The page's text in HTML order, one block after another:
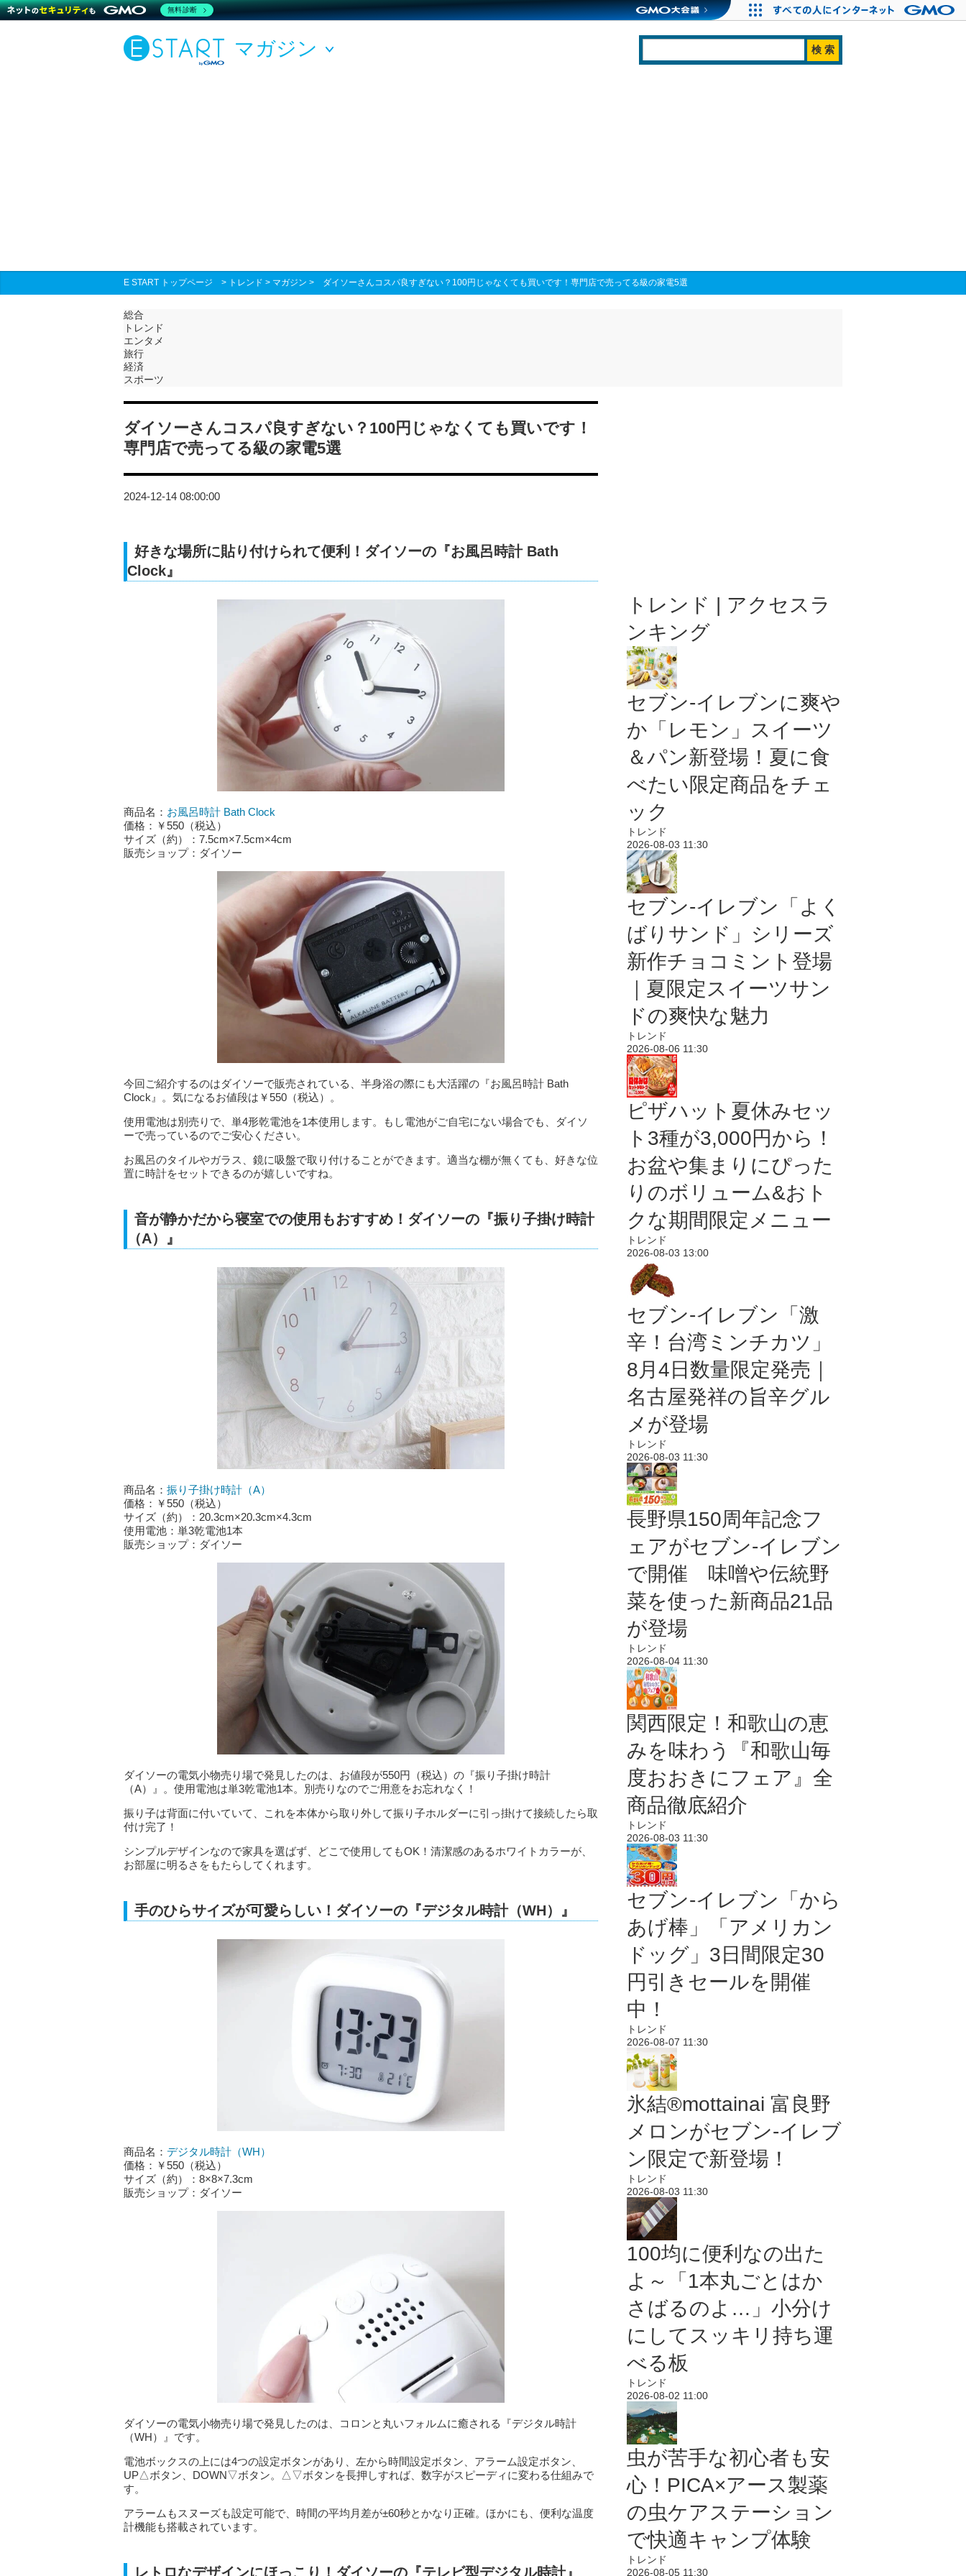
マガジン
E START トップページ > トレンド > マガジン > ダイソーさんコスパ良すぎない？100円じゃなくても買いです！専門店で売ってる級の家電5選
総合
トレンド
エンタメ
旅行
経済
スポーツ
ダイソーさんコスパ良すぎない？100円じゃなくても買いです！
専門店で売ってる級の家電5選
2024-12-14 08:00:00
好きな場所に貼り付けられて便利！ダイソーの『お風呂時計 Bath
Clock』
商品名： お風呂時計 Bath Clock
価格：￥550（税込）
サイズ（約）：7.5cm×7.5cm×4cm
販売ショップ：ダイソー
今回ご紹介するのはダイソーで販売されている、半身浴の際にも大活躍の『お風呂時計 Bath
Clock』。気になるお値段は￥550（税込）。
使用電池は別売りで、単4形乾電池を1本使用します。もし電池がご自宅にない場合でも、ダイソ
ーで売っているのでご安心ください。
お風呂のタイルやガラス、鏡に吸盤で取り付けることができます。適当な棚が無くても、好きな位
置に時計をセットできるのが嬉しいですね。
音が静かだから寝室での使用もおすすめ！ダイソーの『振り子掛け時計
（A）』
商品名： 振り子掛け時計（A）
価格：￥550（税込）
サイズ（約）：20.3cm×20.3cm×4.3cm
使用電池：単3乾電池1本
販売ショップ：ダイソー
ダイソーの電気小物売り場で発見したのは、お値段が550円（税込）の『振り子掛け時計
（A）』。使用電池は単3乾電池1本。別売りなのでご用意をお忘れなく！
振り子は背面に付いていて、これを本体から取り外して振り子ホルダーに引っ掛けて接続したら取
付け完了！
シンプルデザインなので家具を選ばず、どこで使用してもOK！清潔感のあるホワイトカラーが、
お部屋に明るさをもたらしてくれます。
手のひらサイズが可愛らしい！ダイソーの『デジタル時計（WH）』
商品名： デジタル時計（WH）
価格：￥550（税込）
サイズ（約）：8×8×7.3cm
販売ショップ：ダイソー
ダイソーの電気小物売り場で発見したのは、コロンと丸いフォルムに癒される『デジタル時計
（WH）』です。
電池ボックスの上には4つの設定ボタンがあり、左から時間設定ボタン、アラーム設定ボタン、
UP△ボタン、DOWN▽ボタン。△▽ボタンを長押しすれば、数字がスピーディに変わる仕組みで
す。
アラームもスヌーズも設定可能で、時間の平均月差が±60秒とかなり正確。ほかにも、便利な温度
計機能も搭載されています。
レトロなデザインにほっこり！ダイソーの『テレビ型デジタル時計』
トレンド | アクセスラ
ンキング
セブン‐イレブンに爽や
か「レモン」スイーツ
＆パン新登場！夏に食
べたい限定商品をチェ
ック
トレンド
2026-08-03 11:30
セブン‐イレブン「よく
ばりサンド」シリーズ
新作チョコミント登場
｜夏限定スイーツサン
ドの爽快な魅力
トレンド
2026-08-06 11:30
ピザハット夏休みセッ
ト3種が3,000円から！
お盆や集まりにぴった
りのボリューム&おト
クな期間限定メニュー
トレンド
2026-08-03 13:00
セブン-イレブン「激
辛！台湾ミンチカツ」
8月4日数量限定発売｜
名古屋発祥の旨辛グル
メが登場
トレンド
2026-08-03 11:30
長野県150周年記念フ
ェアがセブン-イレブン
で開催 味噌や伝統野
菜を使った新商品21品
が登場
トレンド
2026-08-04 11:30
関西限定！和歌山の恵
みを味わう『和歌山毎
度おおきにフェア』全
商品徹底紹介
トレンド
2026-08-03 11:30
セブン‐イレブン「から
あげ棒」「アメリカン
ドッグ」3日間限定30
円引きセールを開催
中！
トレンド
2026-08-07 11:30
氷結®mottainai 富良野
メロンがセブン‐イレブ
ン限定で新登場！
トレンド
2026-08-03 11:30
100均に便利なの出た
よ～「1本丸ごとはか
さばるのよ…」小分け
にしてスッキリ持ち運
べる板
トレンド
2026-08-02 11:00
虫が苦手な初心者も安
心！PICA×アース製薬
の虫ケアステーション
で快適キャンプ体験
トレンド
2026-08-05 11:30
無料診断